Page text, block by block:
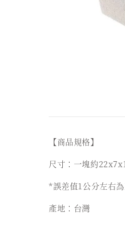
【商品規格】
尺寸：一塊約
*誤差值1公分左右
產地：台灣